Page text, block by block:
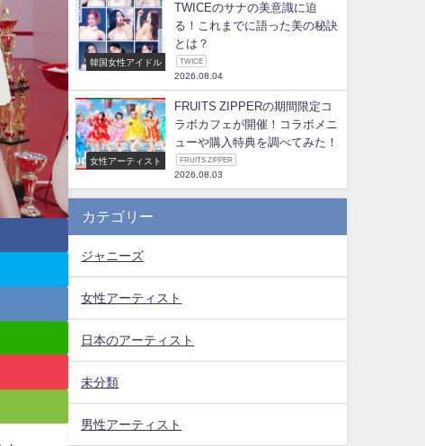
韓国女性アイドル
TWICEのサナの美意識に迫
る！これまでに語った美の秘訣
とは？
TWICE
2026.08.04
女性アーティスト
FRUITS ZIPPERの期間限定コ
ラボカフェが開催！コラボメニ
ューや購入特典を調べてみた！
FRUITS ZIPPER
2026.08.03
カテゴリー
ジャニーズ
女性アーティスト
日本のアーティスト
未分類
男性アーティスト